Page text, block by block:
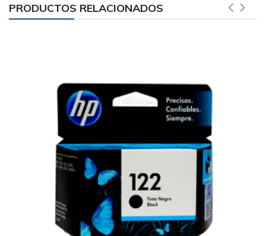
PRODUCTOS RELACIONADOS